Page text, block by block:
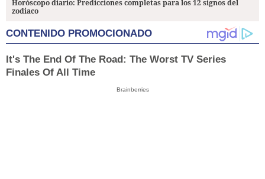
Horóscopo diario: Predicciones completas para los 12 signos del
zodiaco
CONTENIDO PROMOCIONADO
It's The End Of The Road: The Worst TV Series
Finales Of All Time
Brainberries